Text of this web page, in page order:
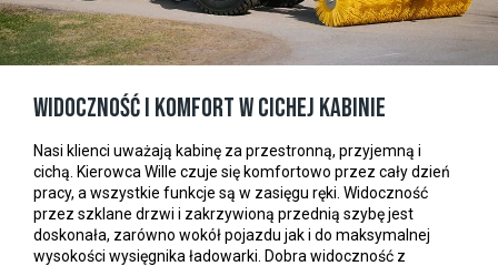
Widoczność i komfort w cichej kabinie
Nasi klienci uważają kabinę za przestronną, przyjemną i
cichą. Kierowca Wille czuje się komfortowo przez cały dzień
pracy, a wszystkie funkcje są w zasięgu ręki. Widoczność
przez szklane drzwi i zakrzywioną przednią szybę jest
doskonała, zarówno wokół pojazdu jak i do maksymalnej
wysokości wysięgnika ładowarki. Dobra widoczność z